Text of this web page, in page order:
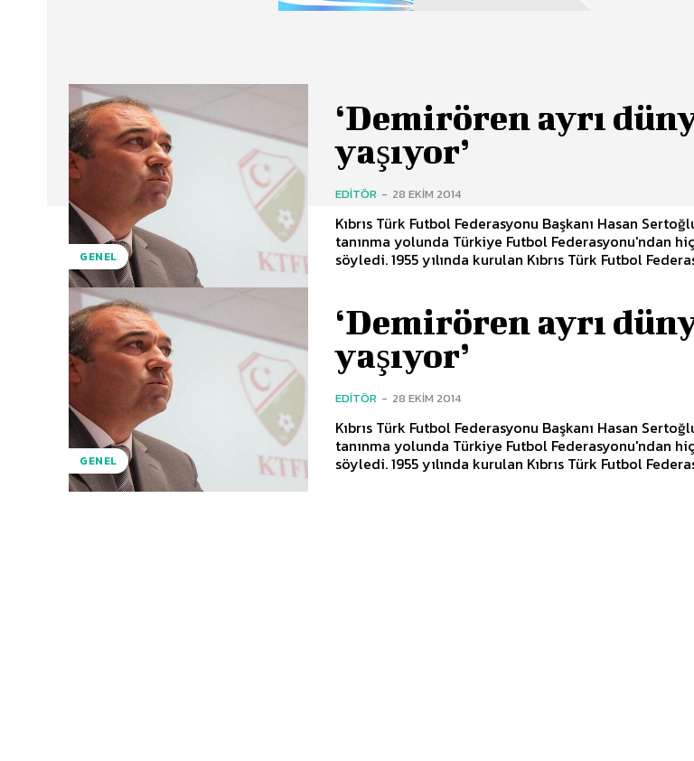
GENEL
‘Demirören ayrı
yaşıyor’
EDITÖR - 28 EKIM 2014
Kıbrıs Türk Futbol Federasyonu Başkanı Hasan
tanınma yolunda Türkiye Futbol Federasyonu'ndan
söyledi. 1955 yılında kurulan Kıbrıs Türk Futbol
GENEL
‘Demirören ayrı
yaşıyor’
EDITÖR - 28 EKIM 2014
Kıbrıs Türk Futbol Federasyonu Başkanı Hasan
tanınma yolunda Türkiye Futbol Federasyonu'ndan
söyledi. 1955 yılında kurulan Kıbrıs Türk Futbol